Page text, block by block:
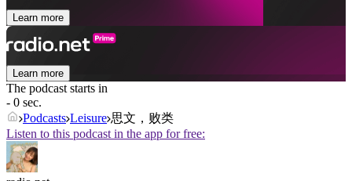
Learn more
Learn more
The podcast starts in
- 0 sec.
Podcasts Leisure 思文，败类
Listen to this podcast in the app for free: